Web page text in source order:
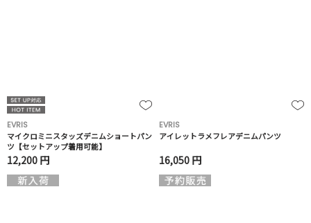
EVRIS
マイクロミニスタッズデニムショートパン
ツ【セットアップ着用可能】
12,200 円
EVRIS
アイレットラメフレアデニムパンツ
16,050 円